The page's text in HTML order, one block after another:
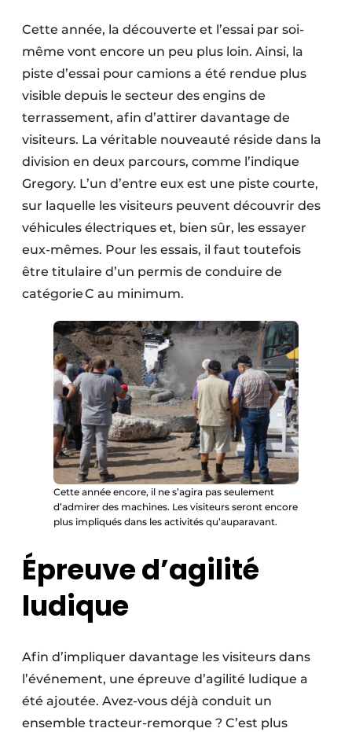
Cette année, la découverte et l’essai par soi-
même vont encore un peu plus loin. Ainsi, la
piste d’essai pour camions a été rendue plus
visible depuis le secteur des engins de
terrassement, afin d’attirer davantage de
visiteurs. La véritable nouveauté réside dans la
division en deux parcours, comme l’indique
Gregory. L’un d’entre eux est une piste courte,
sur laquelle les visiteurs peuvent découvrir des
véhicules électriques et, bien sûr, les essayer
eux-mêmes. Pour les essais, il faut toutefois
être titulaire d’un permis de conduire de
catégorie C au minimum.
Cette année encore, il ne s’agira pas seulement
d’admirer des machines. Les visiteurs seront encore
plus impliqués dans les activités qu’auparavant.
Épreuve d’agilité
ludique
Afin d’impliquer davantage les visiteurs dans
l’événement, une épreuve d’agilité ludique a
été ajoutée. Avez-vous déjà conduit un
ensemble tracteur-remorque ? C’est plus